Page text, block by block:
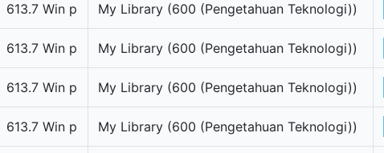
613.7 Win p My Library (600 (Pengetahuan Teknologi))
613.7 Win p My Library (600 (Pengetahuan Teknologi))
613.7 Win p My Library (600 (Pengetahuan Teknologi))
613.7 Win p My Library (600 (Pengetahuan Teknologi))